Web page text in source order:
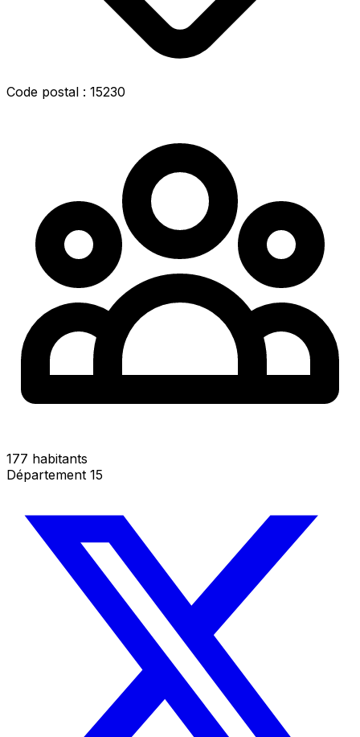
Code postal : 15230
177 habitants
Département 15